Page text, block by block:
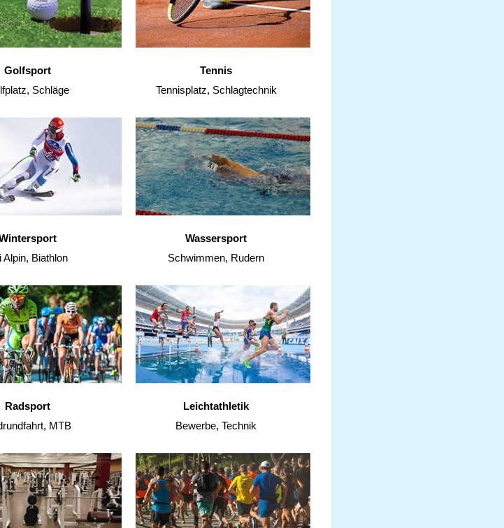
Golfsport
Schläge
Tennis
Tennisplatz, Schlagtechnik
Alpin, Biathlon
Wassersport
Schwimmen, Rudern
Radsport
MTB
Leichtathletik
Bewerbe, Technik